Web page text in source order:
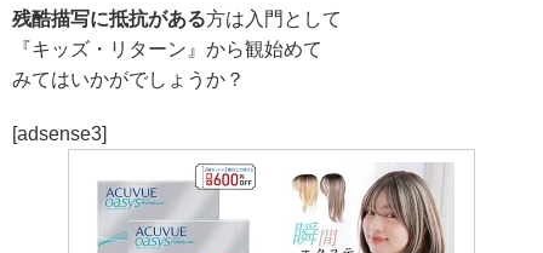
残酷描写に抵抗がある方は入門として
『キッズ・リターン』から観始めて
みてはいかがでしょうか？
[adsense3]